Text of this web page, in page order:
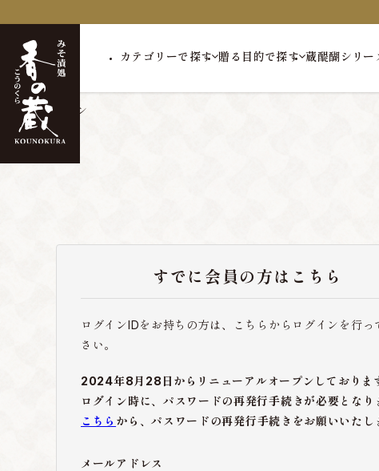
カテゴリーで探す 贈る目的で探す 蔵醍醐シリー
トップ ログイン
すでに会員の方はこちら
ログインIDをお持ちの方は、こちらからログインを行っ
さい。
2024年8月28日からリニューアルオープンしておりま
ログイン時に、パスワードの再発行手続きが必要となり
こちら から、パスワードの再発行手続きをお願いいたし
メールアドレス